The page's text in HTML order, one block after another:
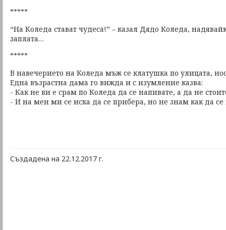
*****
“На Коледа стават чудеса!” – казал Дядо Коледа,
заплата…
*****
В навечерието на Коледа мъж се клатушка по улицата,
Една възрастна дама го вижда и с изумление казва:
- Как не ви е срам по Коледа да се напивате, а да не
- И на мен ми се иска да се прибера, но не знам как да се
Създадена на 22.12.2017 г.